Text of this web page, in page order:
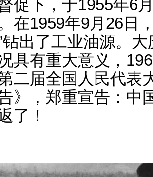
促下，于1955年6
在1959年9月26日
钻出了工业油源。
具有重大意义，
二届全国人民代表
》，郑重宣告：中
了！